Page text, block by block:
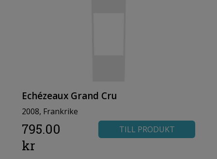
Echézeaux Grand Cru
2008, Frankrike
795.00
kr
TILL PRODUKT